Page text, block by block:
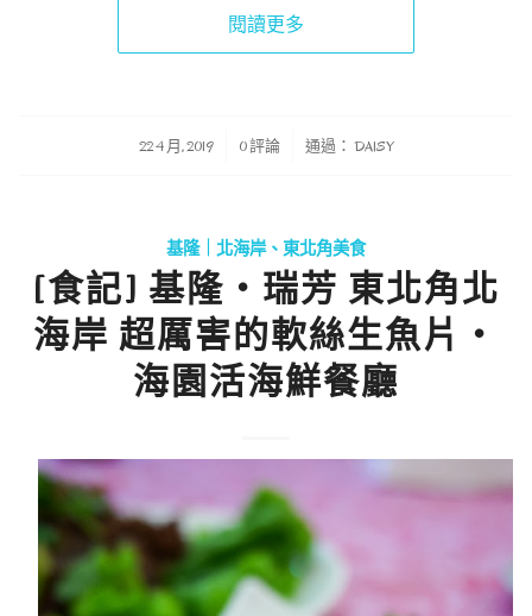
閱讀更多
22 4 月, 2019
/ 0 評論 通過： DAISY
基隆｜北海岸、東北角美食
[食記] 基隆‧瑞芳 東北角北
海岸 超厲害的軟絲生魚片‧
海園活海鮮餐廳